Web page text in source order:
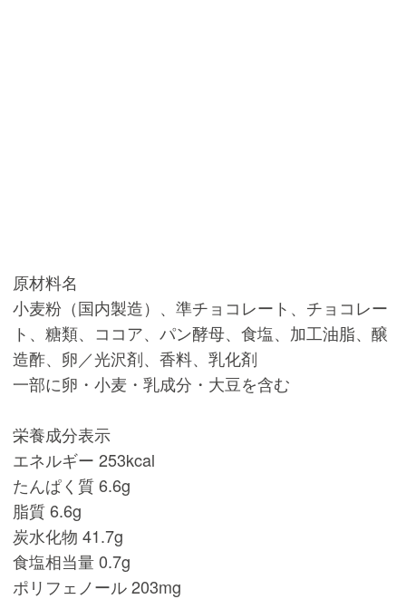
原材料名
小麦粉（国内製造）、準チョコレート、チョコレー
ト、糖類、ココア、パン酵母、食塩、加工油脂、醸
造酢、卵／光沢剤、香料、乳化剤
一部に卵・小麦・乳成分・大豆を含む
栄養成分表示
エネルギー 253kcal
たんぱく質 6.6g
脂質 6.6g
炭水化物 41.7g
食塩相当量 0.7g
ポリフェノール 203mg